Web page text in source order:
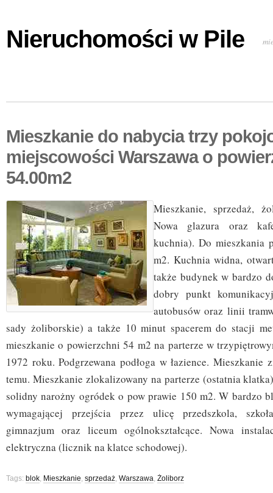
Nieruchomości w Pile
Mieszkanie do nabycia trzy
miejscowości Warszawa o
54.00m2
Mieszkanie, sprzedaż,
Nowa glazura oraz
kuchnia). Do mieszkania
m2. Kuchnia widna,
także budynek w bardzo
dobry punkt
autobusów oraz linii
sady żoliborskie) a także 10 minut spacerem do stacji
mieszkanie o powierzchni 54 m2 na parterze w
1972 roku. Podgrzewana podłoga w łazience. Mieszkanie
temu. Mieszkanie zlokalizowany na parterze (ostatnia
solidny narożny ogródek o pow prawie 150 m2. W bardzo
wymagającej przejścia przez ulicę przedszkola,
gimnazjum oraz liceum ogólnokształcące. Nowa
elektryczna (licznik na klatce schodowej).
Tags: blok, Mieszkanie, sprzedaż, Warszawa, Żoliborz